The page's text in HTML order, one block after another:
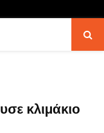
κλιμάκιο